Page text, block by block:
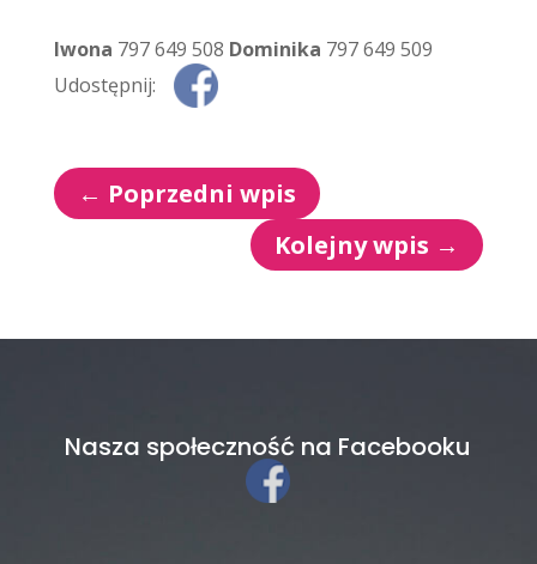
Iwona 797 649 508 Dominika 797 649 509
Udostępnij:
← Poprzedni wpis
Kolejny wpis →
Nasza społeczność na Facebooku